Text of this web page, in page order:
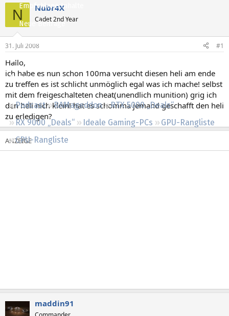
Empfohlene Inhalte
Neue Beiträge
Neueste Aktivitäten
Leserartikel
Regeln
Podcast RAMageddon
RTX 5000 „Deals“
RX 9000 „Deals“
Ideale Gaming-PCs
GPU-Rangliste
CPU-Rangliste
e
e
e
l
m
N Nubr4X
Cadet 2nd Year
31. Juli 2008 #1
Hallo,
ich habe es nun schon 100ma versucht diesen heli am ende
zu treffen es ist schlicht unmöglich egal was ich mache! selbst
mit dem freigeschalteten cheat(unendlich munition) grig ich
den heli nich klein! hat es schomma jemand geschafft den heli
zu erledigen?
maddin91